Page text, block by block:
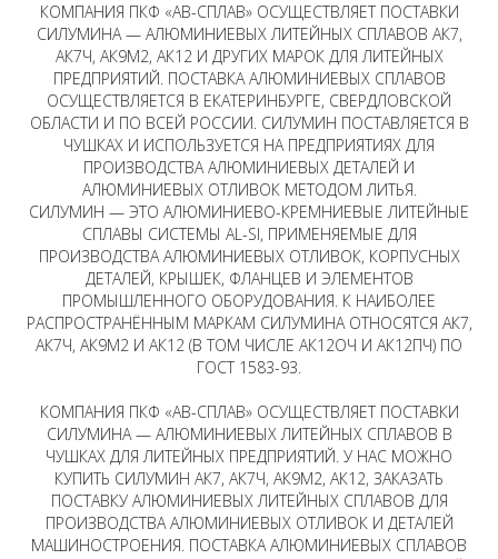
КОМПАНИЯ ПКФ «АВ-СПЛАВ» ОСУЩЕСТВЛЯЕТ ПОСТАВКИ
СИЛУМИНА — АЛЮМИНИЕВЫХ ЛИТЕЙНЫХ СПЛАВОВ АК7,
АК7Ч, АК9М2, АК12 И ДРУГИХ МАРОК ДЛЯ ЛИТЕЙНЫХ
ПРЕДПРИЯТИЙ. ПОСТАВКА АЛЮМИНИЕВЫХ СПЛАВОВ
ОСУЩЕСТВЛЯЕТСЯ В ЕКАТЕРИНБУРГЕ, СВЕРДЛОВСКОЙ
ОБЛАСТИ И ПО ВСЕЙ РОССИИ. СИЛУМИН ПОСТАВЛЯЕТСЯ В
ЧУШКАХ И ИСПОЛЬЗУЕТСЯ НА ПРЕДПРИЯТИЯХ ДЛЯ
ПРОИЗВОДСТВА АЛЮМИНИЕВЫХ ДЕТАЛЕЙ И
АЛЮМИНИЕВЫХ ОТЛИВОК МЕТОДОМ ЛИТЬЯ.
СИЛУМИН — ЭТО АЛЮМИНИЕВО-КРЕМНИЕВЫЕ ЛИТЕЙНЫЕ
СПЛАВЫ СИСТЕМЫ AL-SI, ПРИМЕНЯЕМЫЕ ДЛЯ
ПРОИЗВОДСТВА АЛЮМИНИЕВЫХ ОТЛИВОК, КОРПУСНЫХ
ДЕТАЛЕЙ, КРЫШЕК, ФЛАНЦЕВ И ЭЛЕМЕНТОВ
ПРОМЫШЛЕННОГО ОБОРУДОВАНИЯ. К НАИБОЛЕЕ
РАСПРОСТРАНЁННЫМ МАРКАМ СИЛУМИНА ОТНОСЯТСЯ АК7,
АК7Ч, АК9М2 И АК12 (В ТОМ ЧИСЛЕ АК12ОЧ И АК12ПЧ) ПО
ГОСТ 1583-93.
КОМПАНИЯ ПКФ «АВ-СПЛАВ» ОСУЩЕСТВЛЯЕТ ПОСТАВКИ
СИЛУМИНА — АЛЮМИНИЕВЫХ ЛИТЕЙНЫХ СПЛАВОВ В
ЧУШКАХ ДЛЯ ЛИТЕЙНЫХ ПРЕДПРИЯТИЙ. У НАС МОЖНО
КУПИТЬ СИЛУМИН АК7, АК7Ч, АК9М2, АК12, ЗАКАЗАТЬ
ПОСТАВКУ АЛЮМИНИЕВЫХ ЛИТЕЙНЫХ СПЛАВОВ ДЛЯ
ПРОИЗВОДСТВА АЛЮМИНИЕВЫХ ОТЛИВОК И ДЕТАЛЕЙ
МАШИНОСТРОЕНИЯ. ПОСТАВКА АЛЮМИНИЕВЫХ СПЛАВОВ